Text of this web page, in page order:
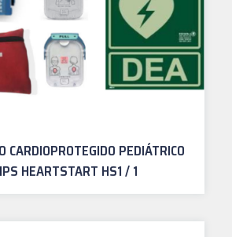
CARDIOPROTEGIDO PEDIÁTRICO
HEARTSTART HS1 / 1